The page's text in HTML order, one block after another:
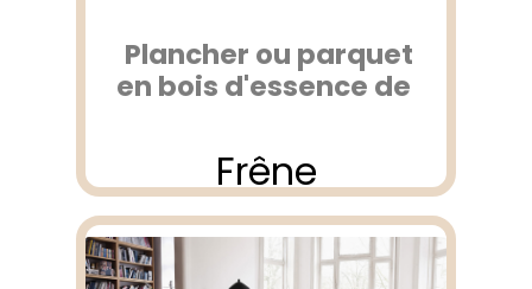
Plancher ou parquet
en bois d'essence de
Frêne